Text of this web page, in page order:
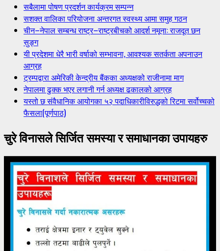
सबैलामा पोषण प्रदर्शन कार्यक्रम सम्पन्न
सशक्त वालिका परियोजना अन्तरगत स्वस्थ्य आमा समुह गठन
चीन–नेपाल सम्बन्ध राष्ट्र–राष्ट्रबीचको आदर्श नमूना: राजदूत छन
सुङ्ग
यी प्रदेशमा धेरै भारी वर्षाको सम्भावना, आवश्यक सतर्कता अपनाउन
आग्रह
ट्रम्पद्वारा अमेरिकी केन्द्रीय बैंकका अध्यक्षको राजीनामा माग
नेपालमा ढुक्क भएर लगानी गर्न अध्यक्ष ढकालको आग्रह
यस्तो छ संवैधानिक आयोगका ५२ पदाधिकारीविरुद्धको रिटमा सर्वोच्चको
फैसला(पूर्णपाठ)
चुरे विनासले सिर्जित समस्या र समाधानका उपायहरु